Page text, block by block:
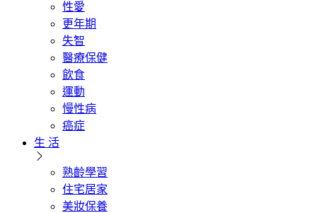
性愛
更年期
失智
醫療保健
飲食
運動
慢性病
癌症
生 活
熟齡學習
住宅居家
美妝保養